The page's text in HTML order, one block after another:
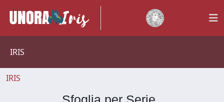
IRIS
IRIS